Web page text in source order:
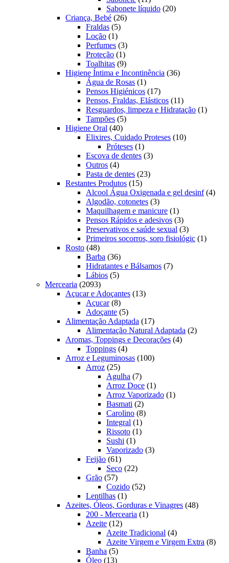
produtos
Sabonete líquido 2020
Criança, Bebé 2626
Fraldas 55
Loção 11
produto
Perfumes 33
produtos
Proteção 11
produto
Toalhitas 99
produtos
Higiene Íntima e Incontinência 3636
Água de Rosas 11
produto
Pensos Higiénicos 1717
produtos
Pensos, Fraldas, Elásticos 1111
produtos
Resguardos, limpeza e Hidratação 11
Tampões 55
Higiene Oral 4040
produtos
Elixires, Cuidado Proteses 1010
Próteses 11
produto
Escova de dentes 33
Outros 44
produtos
Pasta de dentes 2323
Restantes Produtos 1515
produtos
Alcool Água Oxigenada e gel desinf 44
Algodão, cotonetes 33
produtos
Maquilhagem e manicure 11
produto
Pensos Rápidos e adesivos 33
produtos
Preservativos e saúde sexual 33
produtos
Primeiros socorros, soro fisiológic 11
Rosto 4848
produtos
Barba 3636
produtos
Hidratantes e Bálsamos 77
Lábios 55
Mercearia 20932093
produtos
Açucar e Adoçantes 1313
Açucar 88
produtos
Adoçante 55
produtos
Alimentação Adaptada 1717
produtos
Alimentação Natural Adaptada 22
Aromas, Toppings e Decorações 44
Toppings 44
produtos
Arroz e Leguminosas 100100
Arroz 2525
produtos
Agulha 77
produtos
Arroz Doce 11
produto
Arroz Vaporizado 11
Basmati 22
produtos
Carolino 88
Integral 11
produto
Rissoto 11
Sushi 11
produto
Vaporizado 33
Feijão 6161
produtos
Seco 2222
Grão 5757
produtos
Cozido 5252
Lentilhas 11
produto
Azeites, Óleos, Gorduras e Vinagres 4848
200 - Mercearia 11
Azeite 1212
produtos
Azeite Tradicional 44
produtos
Azeite Virgem e Virgem Extra 88
Banha 55
produtos
Óleo 1313